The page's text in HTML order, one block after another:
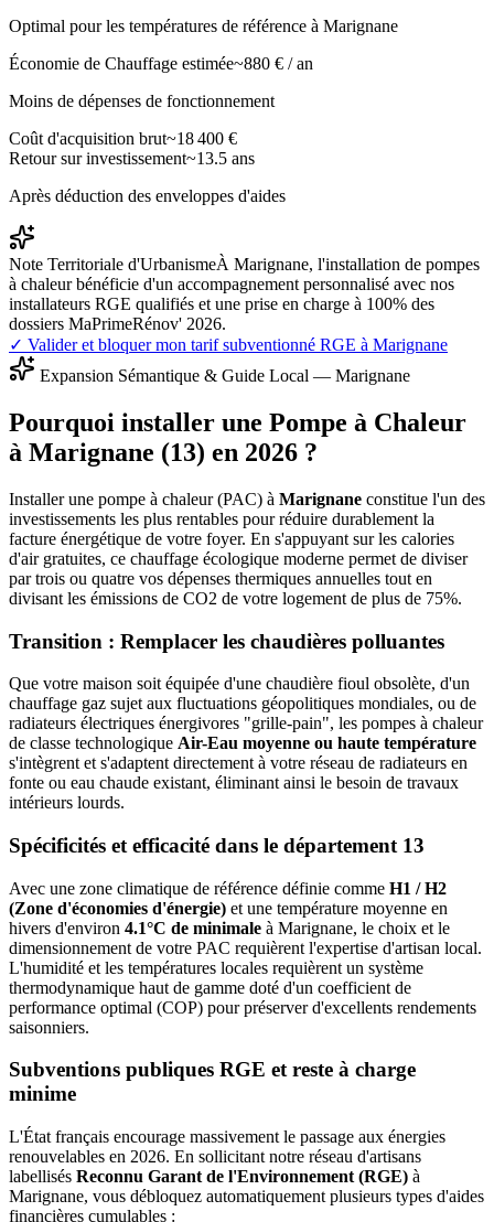
Optimal pour les températures de référence à Marignane
Économie de Chauffage estimée~880 € / an
Moins de dépenses de fonctionnement
Coût d'acquisition brut~18 400 €
Retour sur investissement~13.5 ans
Après déduction des enveloppes d'aides
Note Territoriale d'UrbanismeÀ Marignane, l'installation de pompes
à chaleur bénéficie d'un accompagnement personnalisé avec nos
installateurs RGE qualifiés et une prise en charge à 100% des
dossiers MaPrimeRénov' 2026.
✓ Valider et bloquer mon tarif subventionné RGE à Marignane
Expansion Sémantique & Guide Local — Marignane
Pourquoi installer une Pompe à Chaleur
à Marignane (13) en 2026 ?
Installer une pompe à chaleur (PAC) à Marignane constitue l'un des
investissements les plus rentables pour réduire durablement la
facture énergétique de votre foyer. En s'appuyant sur les calories
d'air gratuites, ce chauffage écologique moderne permet de diviser
par trois ou quatre vos dépenses thermiques annuelles tout en
divisant les émissions de CO2 de votre logement de plus de 75%.
Transition : Remplacer les chaudières polluantes
Que votre maison soit équipée d'une chaudière fioul obsolète, d'un
chauffage gaz sujet aux fluctuations géopolitiques mondiales, ou de
radiateurs électriques énergivores "grille-pain", les pompes à chaleur
de classe technologique Air-Eau moyenne ou haute température
s'intègrent et s'adaptent directement à votre réseau de radiateurs en
fonte ou eau chaude existant, éliminant ainsi le besoin de travaux
intérieurs lourds.
Spécificités et efficacité dans le département 13
Avec une zone climatique de référence définie comme H1 / H2
(Zone d'économies d'énergie) et une température moyenne en
hivers d'environ 4.1°C de minimale à Marignane, le choix et le
dimensionnement de votre PAC requièrent l'expertise d'artisan local.
L'humidité et les températures locales requièrent un système
thermodynamique haut de gamme doté d'un coefficient de
performance optimal (COP) pour préserver d'excellents rendements
saisonniers.
Subventions publiques RGE et reste à charge
minime
L'État français encourage massivement le passage aux énergies
renouvelables en 2026. En sollicitant notre réseau d'artisans
labellisés Reconnu Garant de l'Environnement (RGE) à
Marignane, vous débloquez automatiquement plusieurs types d'aides
financières cumulables :